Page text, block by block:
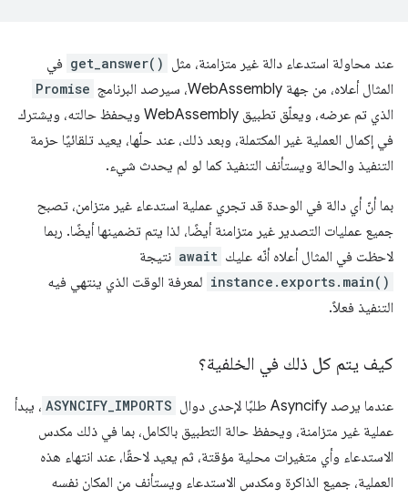
عند محاولة استدعاء دالة غير متزامنة، مثل get_answer() في
المثال أعلاه، من جهة WebAssembly، سيرصد البرنامج
Promise
الذي تم عرضه، ويعلّق تطبيق WebAssembly ويحفظ حالته، ويشترك
في إكمال العملية غير المكتملة، وبعد ذلك، عند حلّها، يعيد تلقائيًا حزمة
التنفيذ والحالة ويستأنف التنفيذ كما لو لم يحدث شيء.
بما أنّ أي دالة في الوحدة قد تجري عملية استدعاء غير متزامن، تصبح
جميع عمليات التصدير غير متزامنة أيضًا، لذا يتم تضمينها أيضًا. ربما
لاحظت في المثال أعلاه أنّه عليك await نتيجة
instance.exports.main() لمعرفة الوقت الذي ينتهي فيه
التنفيذ فعلاً.
كيف يتم كل ذلك في الخلفية؟
عندما يرصد Asyncify طلبًا لإحدى دوال ASYNCIFY_IMPORTS ، يبدأ
عملية غير متزامنة، ويحفظ حالة التطبيق بالكامل، بما في ذلك مكدس
الاستدعاء وأي متغيرات محلية مؤقتة، ثم يعيد لاحقًا، عند انتهاء هذه
العملية، جميع الذاكرة ومكدس الاستدعاء ويستأنف من المكان نفسه